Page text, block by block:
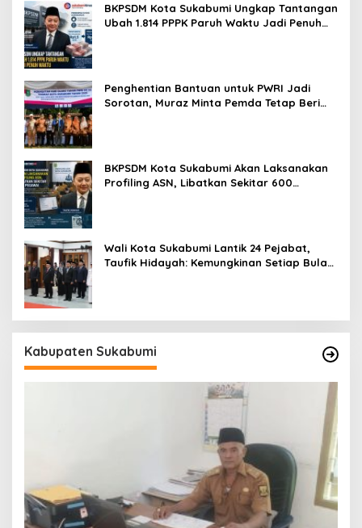
BKPSDM Kota Sukabumi Ungkap Tantangan
Ubah 1.814 PPPK Paruh Waktu Jadi Penuh
Penghentian Bantuan untuk PWRI Jadi
Sorotan, Muraz Minta Pemda Tetap Beri
BKPSDM Kota Sukabumi Akan Laksanakan
Profiling ASN, Libatkan Sekitar 600
Wali Kota Sukabumi Lantik 24 Pejabat,
Taufik Hidayah: Kemungkinan Setiap Bulan
Kabupaten Sukabumi